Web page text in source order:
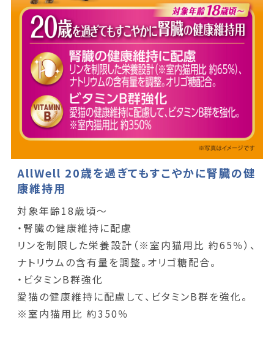
AllWell 20歳を過ぎてもすこやかに腎臓の健
康維持用
対象年齢18歳頃～
・腎臓の健康維持に配慮
リンを制限した栄養設計（※室内猫用比 約65％）、
ナトリウムの含有量を調整。オリゴ糖配合。
・ビタミンB群強化
愛猫の健康維持に配慮して、ビタミンB群を強化。
※室内猫用比 約350％